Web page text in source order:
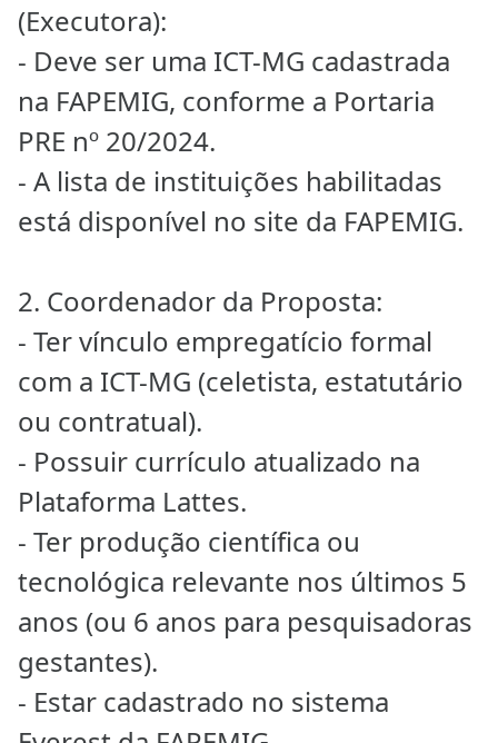
(Executora):
- Deve ser uma ICT-MG cadastrada
na FAPEMIG, conforme a Portaria
PRE nº 20/2024.
- A lista de instituições habilitadas
está disponível no site da FAPEMIG.
2. Coordenador da Proposta:
- Ter vínculo empregatício formal
com a ICT-MG (celetista, estatutário
ou contratual).
- Possuir currículo atualizado na
Plataforma Lattes.
- Ter produção científica ou
tecnológica relevante nos últimos 5
anos (ou 6 anos para pesquisadoras
gestantes).
- Estar cadastrado no sistema